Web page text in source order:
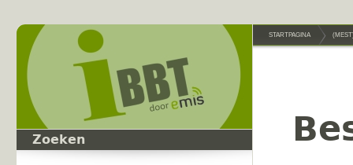
Zoeken
STARTPAGINA